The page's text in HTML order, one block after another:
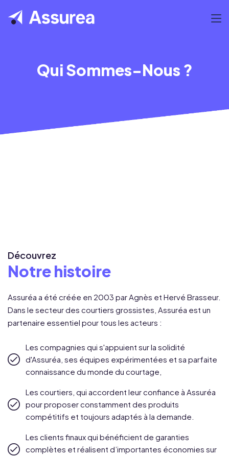
Qui Sommes-Nous ?
Découvrez
Notre histoire
Assuréa a été créée en 2003 par Agnès et Hervé Brasseur.
Dans le secteur des courtiers grossistes, Assuréa est un
partenaire essentiel pour tous les acteurs :
Les compagnies qui s'appuient sur la solidité
d'Assuréa, ses équipes expérimentées et sa parfaite
connaissance du monde du courtage,
Les courtiers, qui accordent leur confiance à Assuréa
pour proposer constamment des produits
compétitifs et toujours adaptés à la demande.
Les clients finaux qui bénéficient de garanties
complètes et réalisent d’importantes économies sur